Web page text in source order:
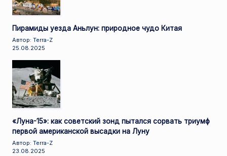
Пирамиды уезда Аньлун: природное чудо Китая
Автор: Terra-Z
25.08.2025
«Луна-15»: как советский зонд пытался сорвать триумф
первой американской высадки на Луну
Автор: Terra-Z
23.08.2025